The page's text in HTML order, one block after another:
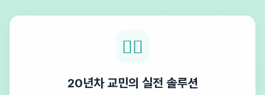
🕵️‍♂️
20년차 교민의 실전 솔루션